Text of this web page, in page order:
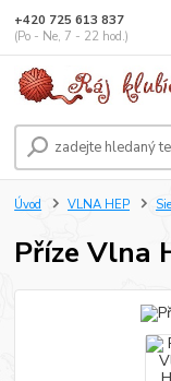
+420 725 613 837
(Po - Ne, 7 - 22 hod.)
Úvod VLNA HEP
Příze Vlna